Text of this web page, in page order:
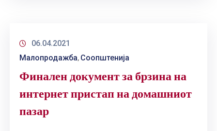
06.04.2021
Малопродажба‚ Соопштенија
Финален документ за брзина на
интернет пристап на домашниот
пазар